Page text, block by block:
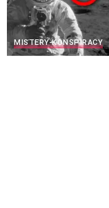
MISTERY-KONSPIRACY